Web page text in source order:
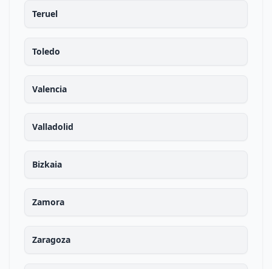
Teruel
Toledo
Valencia
Valladolid
Bizkaia
Zamora
Zaragoza